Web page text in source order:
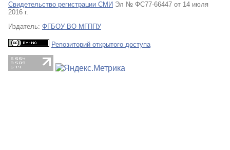
Свидетельство регистрации СМИ Эл № ФС77-66447 от 14 июля
2016 г.
Издатель: ФГБОУ ВО МГППУ
Репозиторий открытого доступа